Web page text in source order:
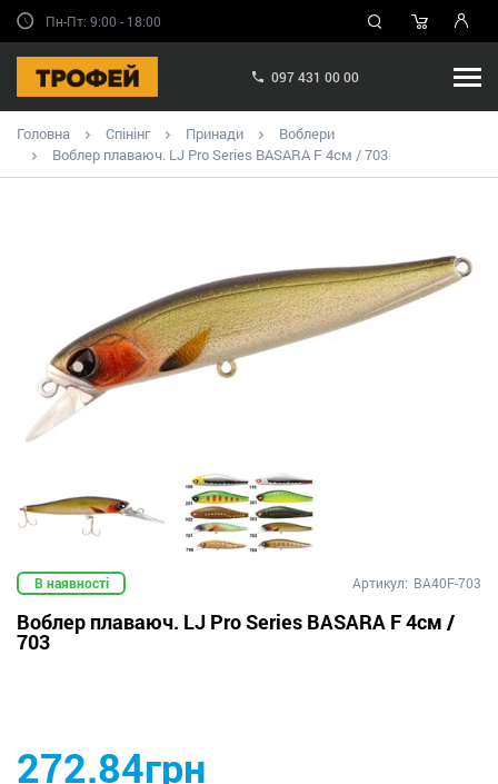
Пн-Пт: 9:00 - 18:00
097 431 00 00
Головна Спінінг Принади
Воблери
Воблер плаваюч. LJ Pro Series BASARA F 4см / 703
В наявності Артикул: BA40F-703
Воблер плаваюч. LJ Pro Series BASARA F 4см /
703
272.84грн